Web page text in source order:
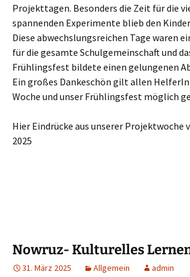
Projekttagen. Besonders die Zeit für die
spannenden Experimente blieb den
Diese abwechslungsreichen Tage waren
für die gesamte Schulgemeinschaft und
Frühlingsfest bildete einen gelungenen
Ein großes Dankeschön gilt allen
Woche und unser Frühlingsfest möglich
Hier Eindrücke aus unserer Projektwoche
2025
Nowruz- Kulturelles
31. März 2025 Allgemein admin